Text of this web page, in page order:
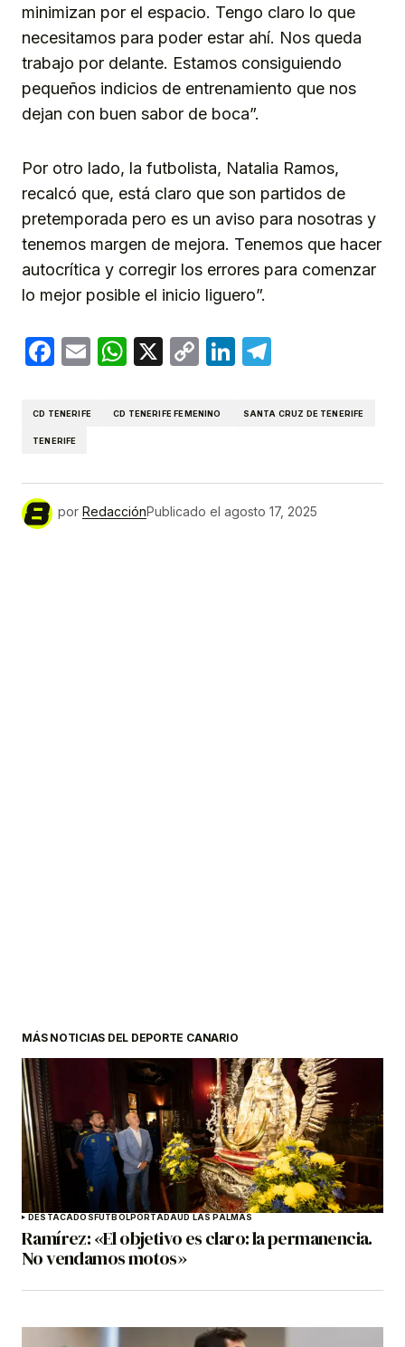
minimizan por el espacio. Tengo claro lo que
necesitamos para poder estar ahí. Nos queda
trabajo por delante. Estamos consiguiendo
pequeños indicios de entrenamiento que nos
dejan con buen sabor de boca”.
Por otro lado, la futbolista, Natalia Ramos,
recalcó que, está claro que son partidos de
pretemporada pero es un aviso para nosotras y
tenemos margen de mejora. Tenemos que hacer
autocrítica y corregir los errores para comenzar
lo mejor posible el inicio liguero”.
Facebook
EmailWhatsApp
X
CopyLinkedIn
CD TENERIFE CD TENERIFE FEMENINO SANTA CRUZ DE TENERIFE
TENERIFE
por RedacciónPublicado el agosto 17, 2025
MÁS NOTICIAS DEL DEPORTE CANARIO
DESTACADOSFÚTBOLPORTADAUD LAS PALMAS
Ramírez: «El objetivo es claro: la permanencia.
No vendamos motos»